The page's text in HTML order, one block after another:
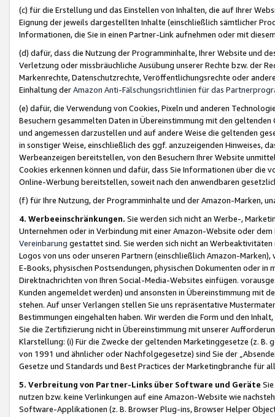
(c) für die Erstellung und das Einstellen von Inhalten, die auf Ihrer
Eignung der jeweils dargestellten Inhalte (einschließlich sämtlicher
Informationen, die Sie in einen Partner-Link aufnehmen oder mit
(d) dafür, dass die Nutzung der Programminhalte, Ihrer Website und
Verletzung oder missbräuchliche Ausübung unserer Rechte bzw. der
Markenrechte, Datenschutzrechte, Veröffentlichungsrechte oder
Einhaltung derAmazon Anti-Fälschungsrichtlinien für das
(e) dafür, die Verwendung von Cookies, Pixeln und anderen
Besuchern gesammelten Daten in Übereinstimmung mit den
und angemessen darzustellen und auf andere Weise die geltenden
in sonstiger Weise, einschließlich des ggf. anzuzeigenden Hinweises,
Werbeanzeigen bereitstellen, von den Besuchern Ihrer Website
Cookies erkennen können und dafür, dass Sie Informationen über die
Online-Werbung bereitstellen, soweit nach den anwendbaren
(f) für Ihre Nutzung, der Programminhalte und der Amazon-Marken,
4. Werbeeinschränkungen. Sie werden sich nicht an Werbe-,
Unternehmen oder in Verbindung mit einer Amazon-Website oder
Vereinbarung gestattet sind. Sie werden sich nicht an
Logos von uns oder unseren Partnern (einschließlich Amazon-
E-Books, physischen Postsendungen, physischen Dokumenten oder in
Direktnachrichten von Ihren Social-Media-Websites einfügen.
Kunden angemeldet werden) und ansonsten in Übereinstimmung mit
stehen. Auf unser Verlangen stellen Sie uns repräsentative
Bestimmungen eingehalten haben. Wir werden die Form und den
Sie die Zertifizierung nicht in Übereinstimmung mit unserer
Klarstellung: (i) Für die Zwecke der geltenden Marketinggesetze (z. B.
von 1991 und ähnlicher oder Nachfolgegesetze) sind Sie der
Gesetze und Standards und Best Practices der Marketingbranche für
5. Verbreitung von Partner-Links über Software und Geräte
nutzen bzw. keine Verlinkungen auf eine Amazon-Website wie
Software-Applikationen (z. B. Browser Plug-ins, Browser Helper